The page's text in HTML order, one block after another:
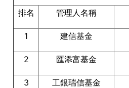
排名 管理人名稱
1 建信基金
2 匯添富基金
3 工銀瑞信基金